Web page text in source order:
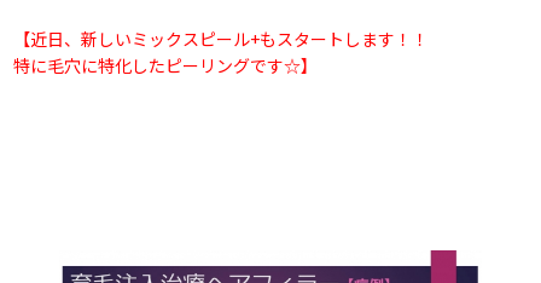
【近日、新しいミックスピール+もスタートします！！
特に毛穴に特化したピーリングです☆】